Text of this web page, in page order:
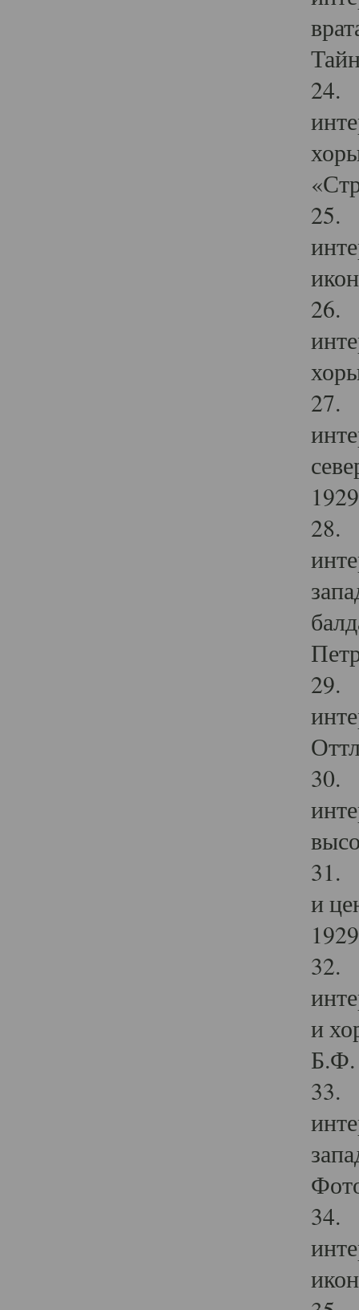
24.
25.
26.
27.
28.
29.
30.
31.
и
32.
и
Б.Ф.
33.
34.